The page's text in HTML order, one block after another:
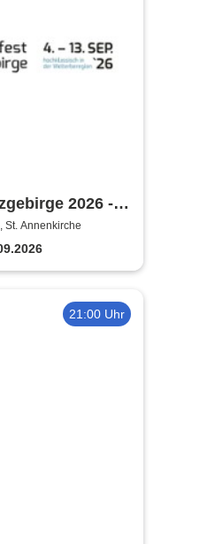
2026 -
St. Annenkirche
21:00 Uhr